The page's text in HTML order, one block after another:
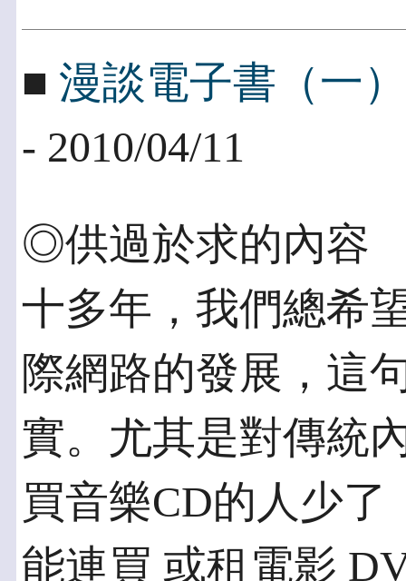
■ 漫談電子書（一
- 2010/04/11
◎供過於求的內容
十多年，我們總希
際網路的發展，這
實。尤其是對傳統
買音樂CD的人少
能連買 或租電影